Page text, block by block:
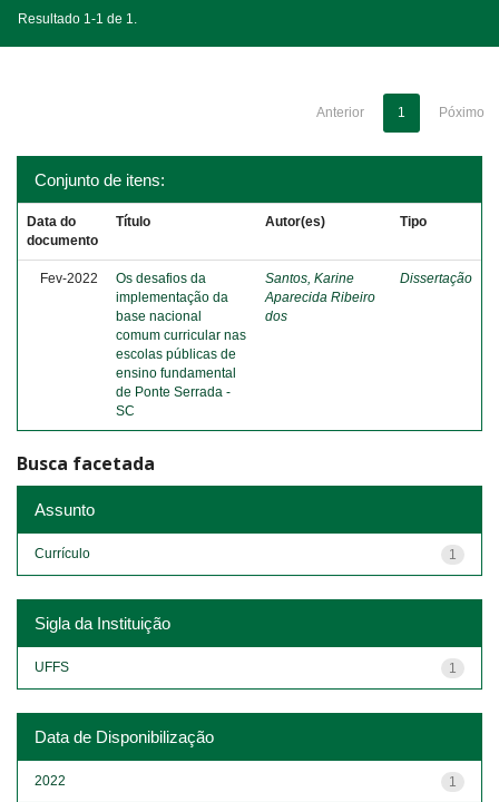
Resultado 1-1 de 1.
Anterior 1 Póximo
Conjunto de itens:
Data do
documento
Título Autor(es) Tipo
Fev-2022
Os desafios da
implementação da
base nacional
comum curricular nas
escolas públicas de
ensino fundamental
de Ponte Serrada -
SC
Santos, Karine
Aparecida Ribeiro
dos
Dissertação
Busca facetada
Assunto
1
Currículo
Sigla da Instituição
1
UFFS
Data de Disponibilização
1
2022